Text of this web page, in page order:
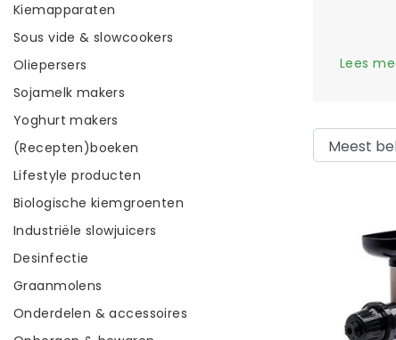
Kiemapparaten
Sous vide & slowcookers
Oliepersers
Sojamelk makers
Yoghurt makers
(Recepten)boeken
Lifestyle producten
Biologische kiemgroenten
Industriële slowjuicers
Desinfectie
Graanmolens
Onderdelen & accessoires
Lees